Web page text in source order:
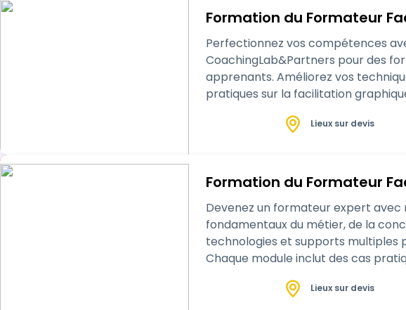
Formation du Formateur
Perfectionnez vos compétences avec
CoachingLab&Partners pour des
apprenants. Améliorez vos techniques
pratiques sur la facilitation graphique et l'intelligence collective.
Lieux sur devis
Formation du Formateur
Devenez un formateur expert avec
fondamentaux du métier, de la conception
technologies et supports multiples
Chaque module inclut des cas pratiques
Lieux sur devis